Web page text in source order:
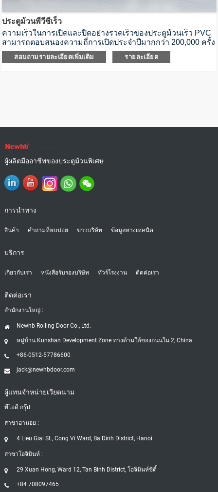
ประตูม้วนพีวีซีเร็ว
ความเร็วในการเปิดและปิดอย่างรวดเร็วของประตูม้วนเร็ว PVC
สามารถตอบสนองความถี่การเปิดประจำปีมากกว่า 200,000 ครั้ง
และทำงานได้อย่างราบรื่นและไม่มีเสียงรบกวน
สอบถามรายละเอียดเพิ่มเติม รายละเอียด
ผู้ผลิตมืออาชีพของประตูม้วนพิเศษ
การนำทาง
สินค้า คำถามที่พบบ่อย ข่าวบริษัท ข้อมูลทางเทคนิค
บริการ
เกี่ยวกับเรา หนังสือรับรองบริษัท ทัวร์โรงงาน ติดต่อเรา
ติดต่อเรา
สำนักงานใหญ่ :
Newhb Rolling Door Co., Ltd.
หมู่บ้าน Kunshan Development Zone ทางด้านใต้ของถนนใน 2, China
+86-0512-57786600
jack@newhbdoor.com
ผู้แทนจำหน่ายเวียดนาม
ทีไอดี กรุ๊ป
สาขาฮานอย :
4 Lieu Giai St., Cong Vi Ward, Ba Dinh District, Hanoi
สาขาโฮจิมินห์ :
29 Xuan Hong, Ward 12, Tan Binh District, โฮจิมินห์ซิตี้
+84 708097465